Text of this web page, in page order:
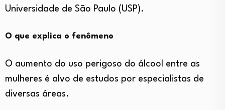
Universidade de São Paulo (USP).
O que explica o fenômeno
O aumento do uso perigoso do álcool entre as
mulheres é alvo de estudos por especialistas de
diversas áreas.